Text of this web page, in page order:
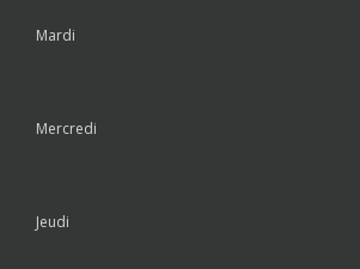
Mardi
Mercredi
Jeudi